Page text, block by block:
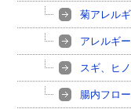
菊アレル
アレルギ
スギ、ヒ
腸内フロ